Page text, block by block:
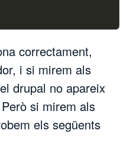
correctament,
i si mirem als
drupal no apareix
si mirem als
els següents